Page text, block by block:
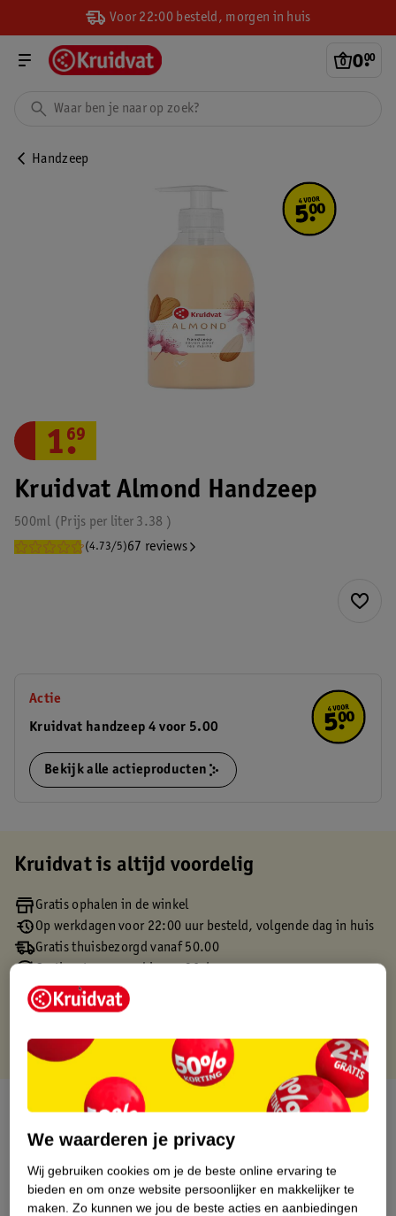
Voor 22:00 besteld, morgen in huis
0.
00
Handzeep
Kruidvat Almond Handzeep
500ml 3.38
Prijs per liter
(4.73/5)67 reviews
1.
69
Actie
Kruidvat handzeep 4 voor 5.00
Bekijk alle actieproducten
Kruidvat is altijd voordelig
Gratis ophalen in de winkel
Op werkdagen voor 22:00 uur besteld, volgende dag in huis
Gratis thuisbezorgd vanaf 50.00
Gratis punten met je Kruidvat kaart
Over dit product
Productinformatie
Etiketinformatie
We waarderen je privacy
Wij gebruiken cookies om je de beste online ervaring te
bieden en om onze website persoonlijker en makkelijker te
maken. Zo kunnen we jou de beste acties en aanbiedingen